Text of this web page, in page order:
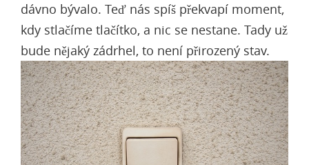
dávno bývalo. Teď nás spíš překvapí moment,
kdy stlačíme tlačítko, a nic se nestane. Tady už
bude nějaký zádrhel, to není přirozený stav.